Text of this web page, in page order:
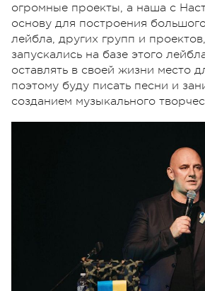
огромные проекты, а наша с
основу для построения
лейбла, других групп и
запускались на базе этого
оставлять в своей жизни место
поэтому буду писать песни и
созданием музыкального